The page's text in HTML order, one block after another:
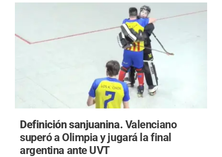
Definición sanjuanina. Valenciano
superó a Olimpia y jugará la final
argentina ante UVT